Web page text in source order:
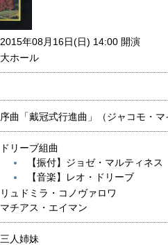
2015年08月16日(日) 14:00 開演
大ホール
序曲「戴冠式行進曲」（ジャコモ
ドリーブ組曲
【振付】ジョゼ・マルティネス
【音楽】レオ・ドリーブ
リュドミラ・コノヴァロワ
マチアス・エイマン
三人姉妹